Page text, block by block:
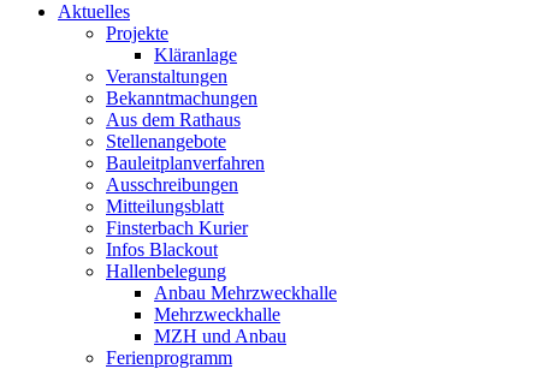
Aktuelles
Projekte
Kläranlage
Veranstaltungen
Bekanntmachungen
Aus dem Rathaus
Stellenangebote
Bauleitplanverfahren
Ausschreibungen
Mitteilungsblatt
Finsterbach Kurier
Infos Blackout
Hallenbelegung
Anbau Mehrzweckhalle
Mehrzweckhalle
MZH und Anbau
Ferienprogramm